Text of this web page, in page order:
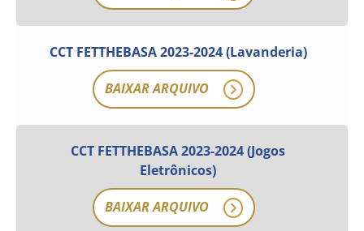
CCT FETTHEBASA 2023-2024 (Lavanderia)
BAIXAR ARQUIVO
CCT FETTHEBASA 2023-2024 (Jogos
Eletrônicos)
BAIXAR ARQUIVO